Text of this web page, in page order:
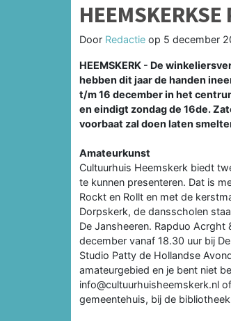
Door Redactie op 5 december
HEEMSKERK - De
hebben dit jaar de handen
t/m 16 december in het
en eindigt zondag de 16de.
voorbaat zal doen laten
Amateurkunst
Cultuurhuis Heemskerk biedt
te kunnen presenteren. Dat is
Rockt en Rollt en met de
Dorpskerk, de dansscholen
De Jansheeren. Rapduo Acrght
december vanaf 18.30 uur bij
Studio Patty de Hollandse
amateurgebied en je bent niet
info@cultuurhuisheemskerk.nl
gemeentehuis, bij de